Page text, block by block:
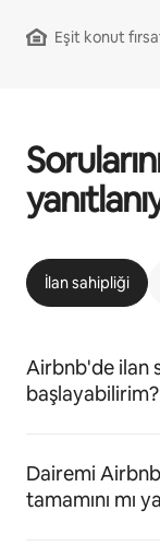
Eşit konut
İlan sahipliği
Airbnb'de ilan
başlayabilirim?
Dairemi
tamamını mı